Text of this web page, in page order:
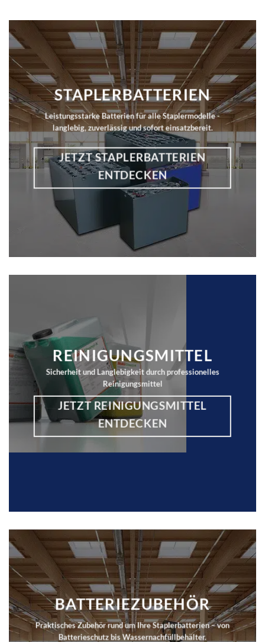
STAPLERBATTERIEN
Leistungsstarke Batterien für alle Staplermodelle -
langlebig, zuverlässig und sofort einsatzbereit.
JETZT STAPLERBATTERIEN
ENTDECKEN
REINIGUNGSMITTEL
Sicherheit und Langlebigkeit durch professionelles
Reinigungsmittel
JETZT REINIGUNGSMITTEL
ENTDECKEN
BATTERIEZUBEHÖR
Praktisches Zubehör rund um Ihre Staplerbatterien – von
Batterieschutz bis Wassernachfüllbehälter.